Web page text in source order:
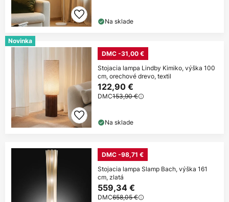
Na sklade
Novinka
DMC -31,00 €
Stojacia lampa Lindby Kimiko, výška 100
cm, orechové drevo, textil
122,90 €
DMC153,90 €
Na sklade
DMC -98,71 €
Stojacia lampa Slamp Bach, výška 161
cm, zlatá
559,34 €
DMC658,05 €